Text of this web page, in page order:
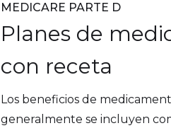
MEDICARE PARTE D
Planes de
con receta
Los beneficios de
generalmente se incluyen